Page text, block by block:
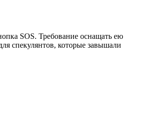
SOS. Требование оснащать ею
спекулянтов, которые завышали